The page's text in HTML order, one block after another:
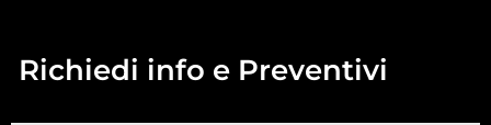
Richiedi info e Preventivi